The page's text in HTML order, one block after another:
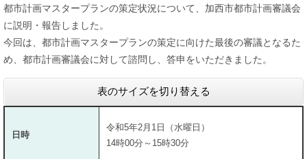
都市計画マスタープランの策定状況について、加西市都市計画審議会
に説明・報告しました。
今回は、都市計画マスタープランの策定に向けた最後の審議となるた
め、都市計画審議会に対して諮問し、答申をいただきました。
表のサイズを切り替える
日時
令和5年2月1日（水曜日）
14時00分～15時30分